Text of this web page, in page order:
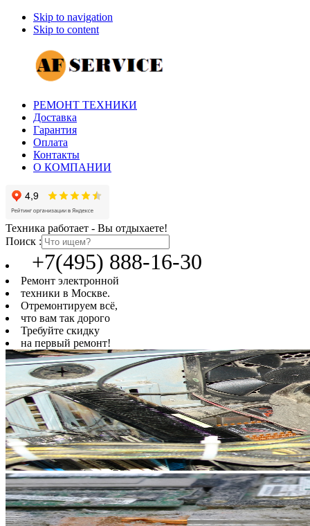
Skip to navigation
Skip to content
РЕМОНТ ТЕХНИКИ
Доставка
Гарантия
Оплата
Контакты
О КОМПАНИИ
Техника работает - Вы отдыхаете!
Поиск :
+7(495) 888-16-30
Ремонт электронной
техники в Москве.
Отремонтируем всё,
что вам так дорого
Требуйте скидку
на первый ремонт!